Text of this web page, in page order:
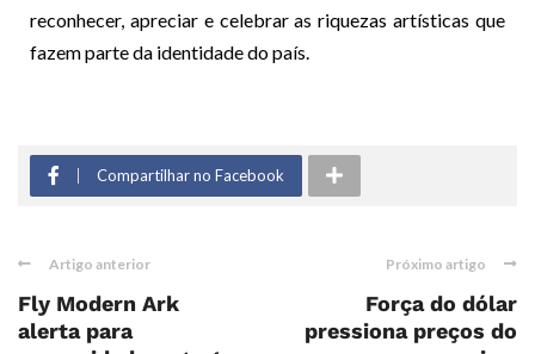
reconhecer, apreciar e celebrar as riquezas artísticas que
fazem parte da identidade do país.
Compartilhar no Facebook
Artigo anterior
Fly Modern Ark
alerta para
Próximo artigo
Força do dólar
pressiona preços do